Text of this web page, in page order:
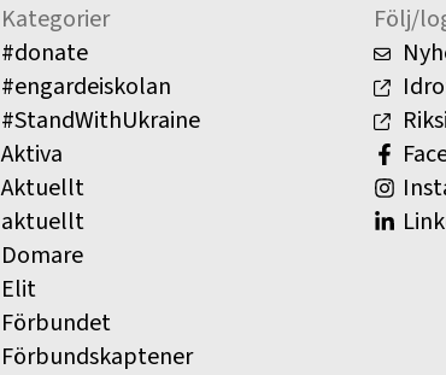
Kategorier
#donate
#engardeiskolan
#StandWithUkraine
Aktiva
Aktuellt
aktuellt
Domare
Elit
Förbundet
Förbundskaptener
Följ/